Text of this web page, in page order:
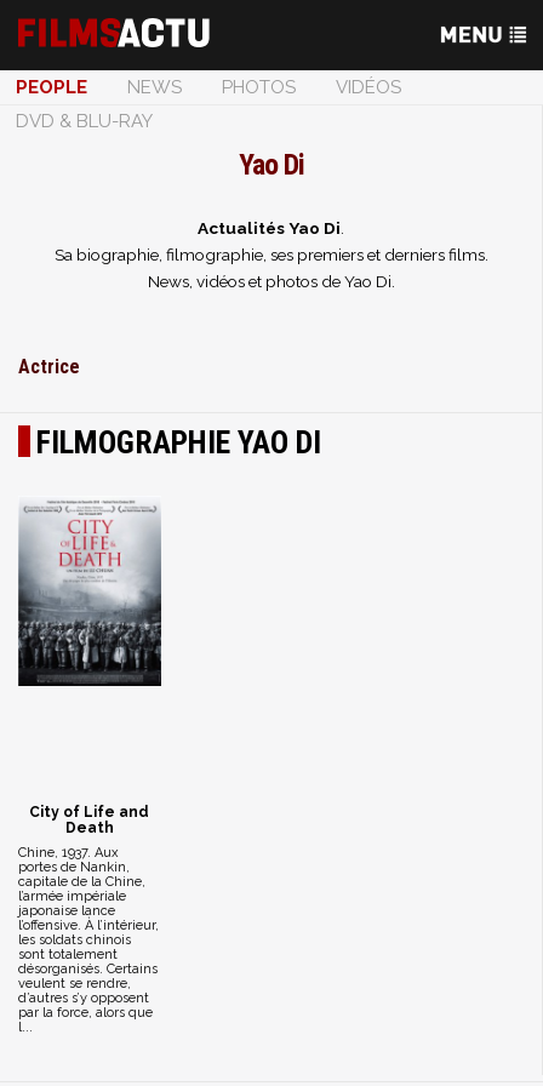
PEOPLE NEWS PHOTOS
VIDÉOS
DVD & BLU-RAY
Yao Di
Actualités Yao Di
Sa biographie, filmographie, ses premiers et derniers films.
News, vidéos et photos de Yao Di.
Actrice
FILMOGRAPHIE YAO DI
City of Life and
Death
Chine, 1937. Aux
portes de Nankin,
capitale de la Chine,
l’armée impériale
japonaise lance
l’offensive. À l’intérieur,
les soldats chinois
sont totalement
désorganisés. Certains
veulent se rendre,
d’autres s’y opposent
par la force, alors que
l...